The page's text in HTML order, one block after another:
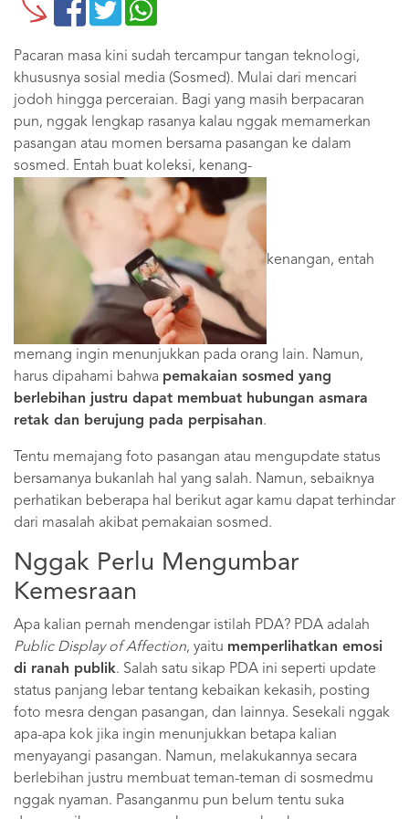
Pacaran masa kini sudah tercampur tangan teknologi,
khususnya sosial media (Sosmed). Mulai dari mencari
jodoh hingga perceraian. Bagi yang masih berpacaran
pun, nggak lengkap rasanya kalau nggak memamerkan
pasangan atau momen bersama pasangan ke dalam
sosmed. Entah buat koleksi, kenang-
kenangan, entah
memang ingin menunjukkan pada orang lain. Namun,
harus dipahami bahwa pemakaian sosmed yang
berlebihan justru dapat membuat hubungan asmara
retak dan berujung pada perpisahan.
Tentu memajang foto pasangan atau mengupdate status
bersamanya bukanlah hal yang salah. Namun, sebaiknya
perhatikan beberapa hal berikut agar kamu dapat terhindar
dari masalah akibat pemakaian sosmed.
Nggak Perlu Mengumbar
Kemesraan
Apa kalian pernah mendengar istilah PDA? PDA adalah
Public Display of Affection, yaitu memperlihatkan emosi
di ranah publik. Salah satu sikap PDA ini seperti update
status panjang lebar tentang kebaikan kekasih, posting
foto mesra dengan pasangan, dan lainnya. Sesekali nggak
apa-apa kok jika ingin menunjukkan betapa kalian
menyayangi pasangan. Namun, melakukannya secara
berlebihan justru membuat teman-teman di sosmedmu
nggak nyaman. Pasanganmu pun belum tentu suka